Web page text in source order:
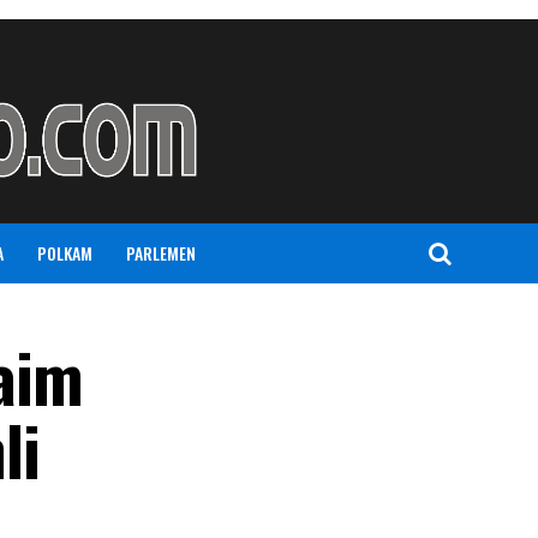
POLKAM PARLEMEN